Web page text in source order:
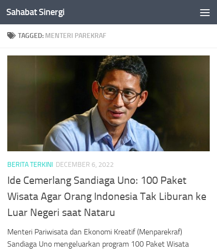
Skip to content
Sahabat Sinergi
TAGGED: MENTERI PAREKRAF
BERITA TERKINI DECEMBER 6, 2022
Ide Cemerlang Sandiaga Uno: 100 Paket
Wisata Agar Orang Indonesia Tak Liburan ke
Luar Negeri saat Nataru
Menteri Pariwisata dan Ekonomi Kreatif (Menparekraf)
Sandiaga Uno mengeluarkan program 100 Paket Wisata